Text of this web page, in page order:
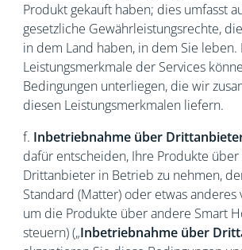
Produkt gekauft haben; dies umfasst
gesetzliche Gewährleistungsrechte,
in dem Land haben, in dem Sie leben.
Leistungsmerkmale der Services
Bedingungen unterliegen, die wir
diesen Leistungsmerkmalen liefern.
f. Inbetriebnahme über
dafür entscheiden, Ihre Produkte
Drittanbieter in Betrieb zu nehmen,
Standard (Matter) oder etwas anderes
um die Produkte über andere Smart
steuern) („Inbetriebnahme über